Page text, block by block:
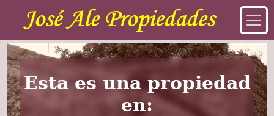
Esta es una propiedad
en: